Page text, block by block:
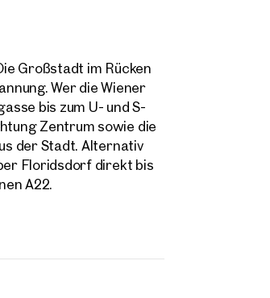
Großstadt im Rücken
Wer die Wiener
bis zum U- und S-
Zentrum sowie die
der Stadt. Alternativ
Floridsdorf direkt bis
A22.